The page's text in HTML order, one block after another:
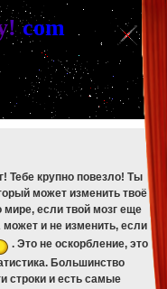
mysqli.php
mysqli.php 329
mysqli.php on line 265
mysqli.php on line329
mysqli.php on line 265
mysqli.php on line329:
! com
Тебе крупно повезло! Ты
может изменить твоё
мире, если твой мозг еще
и не изменить, если
. Это не оскорбление, это
Большинство
строки и есть самые